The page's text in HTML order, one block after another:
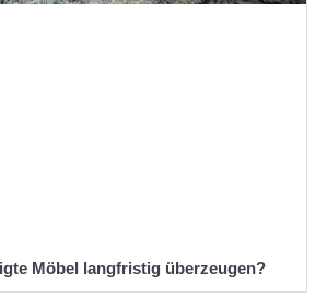
Möbel langfristig überzeugen?